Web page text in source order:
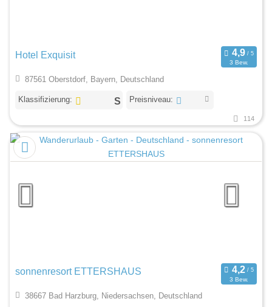
Hotel Exquisit
3 Bew.
87561 Oberstdorf, Bayern, Deutschland
Klassifizierung: Preisniveau:
114
sonnenresort ETTERSHAUS
3 Bew.
38667 Bad Harzburg, Niedersachsen, Deutschland